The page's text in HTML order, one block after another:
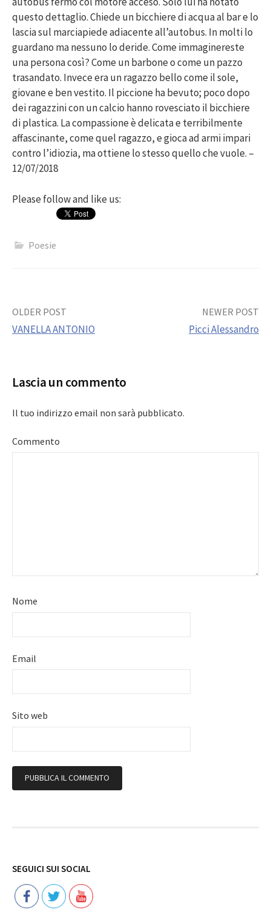
questo dettaglio. Chiede un bicchiere di acqua al bar e lo
lascia sul marciapiede adiacente all’autobus. In molti lo
guardano ma nessuno lo deride. Come immaginereste
una persona così? Come un barbone o come un pazzo
trasandato. Invece era un ragazzo bello come il sole,
giovane e ben vestito. Il piccione ha bevuto; poco dopo
dei ragazzini con un calcio hanno rovesciato il bicchiere
di plastica. La compassione è delicata e terribilmente
affascinante, come quel ragazzo, e gioca ad armi impari
contro l’idiozia, ma ottiene lo stesso quello che vuole. –
12/07/2018
Please follow and like us:
Poesie
Post
OLDER POST
VANELLA ANTONIO
NEWER POST
Picci Alessandro
Lascia un commento
Il tuo indirizzo email non sarà pubblicato.
Commento
Nome
Email
Sito web
SEGUICI SUI SOCIAL